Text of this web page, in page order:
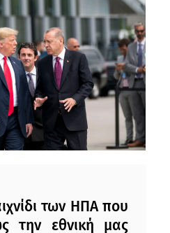
των ΗΠΑ που
την εθνική μας